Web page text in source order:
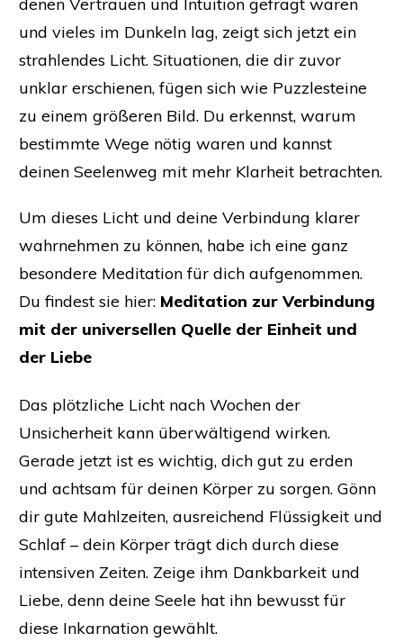
und vieles im Dunkeln lag, zeigt sich jetzt ein
strahlendes Licht. Situationen, die dir zuvor
unklar erschienen, fügen sich wie Puzzlesteine
zu einem größeren Bild. Du erkennst, warum
bestimmte Wege nötig waren und kannst
deinen Seelenweg mit mehr Klarheit betrachten.
Um dieses Licht und deine Verbindung klarer
wahrnehmen zu können, habe ich eine ganz
besondere Meditation für dich aufgenommen.
Du findest sie hier: Meditation zur Verbindung
mit der universellen Quelle der Einheit und
der Liebe
Das plötzliche Licht nach Wochen der
Unsicherheit kann überwältigend wirken.
Gerade jetzt ist es wichtig, dich gut zu erden
und achtsam für deinen Körper zu sorgen. Gönn
dir gute Mahlzeiten, ausreichend Flüssigkeit und
Schlaf – dein Körper trägt dich durch diese
intensiven Zeiten. Zeige ihm Dankbarkeit und
Liebe, denn deine Seele hat ihn bewusst für
diese Inkarnation gewählt.